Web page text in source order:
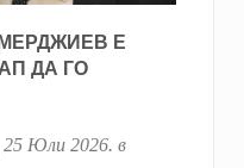
Е
ДА ГО
Юли 2026. в